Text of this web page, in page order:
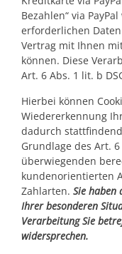
Bezahlen“ via
erforderlichen
Vertrag mit Ihnen
können. Diese
Art. 6 Abs. 1 lit. b
Hierbei können
Wiedererkennung
dadurch
Grundlage des Art.
überwiegenden
kundenorientierten
Zahlarten. Sie haben
Ihrer besonderen
Verarbeitung Sie
widersprechen.